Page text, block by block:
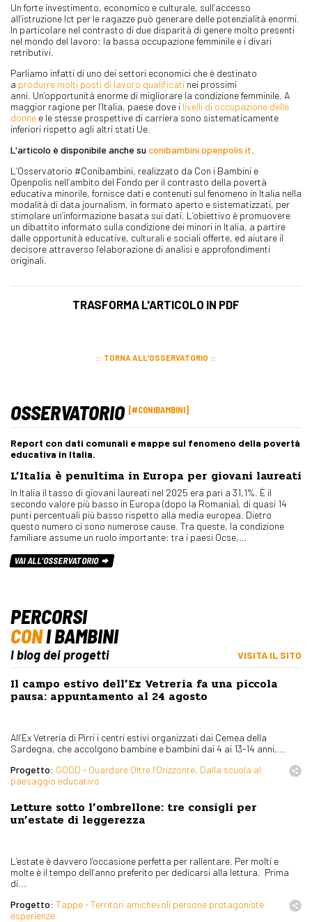
Un forte investimento, economico e culturale, sull’accesso
all’istruzione Ict per le ragazze può generare delle potenzialità enormi.
In particolare nel contrasto di due disparità di genere molto presenti
nel mondo del lavoro: la bassa occupazione femminile e i divari
retributivi.
Parliamo infatti di uno dei settori economici che è destinato
a produrre molti posti di lavoro qualificati nei prossimi
anni. Un’opportunità enorme di migliorare la condizione femminile. A
maggior ragione per l’Italia, paese dove i livelli di occupazione delle
donne e le stesse prospettive di carriera sono sistematicamente
inferiori rispetto agli altri stati Ue.
L'articolo è disponibile anche su conibambini.openpolis.it
L’Osservatorio #Conibambini, realizzato da Con i Bambini e
Openpolis nell’ambito del Fondo per il contrasto della povertà
educativa minorile, fornisce dati e contenuti sul fenomeno in Italia nella
modalità di data journalism, in formato aperto e sistematizzati, per
stimolare un’informazione basata sui dati. L’obiettivo è promuovere
un dibattito informato sulla condizione dei minori in Italia, a partire
dalle opportunità educative, culturali e sociali offerte, ed aiutare il
decisore attraverso l’elaborazione di analisi e approfondimenti
originali.
TRASFORMA L'ARTICOLO IN PDF
TORNA ALL'OSSERVATORIO
OSSERVATORIO #CONIBAMBINI
Report con dati comunali e mappe sul fenomeno della povertà
educativa in Italia.
L’Italia è penultima in Europa per giovani laureati
In Italia il tasso di giovani laureati nel 2025 era pari a 31,1%. È il
secondo valore più basso in Europa (dopo la Romania), di quasi 14
punti percentuali più basso rispetto alla media europea. Dietro
questo numero ci sono numerose cause. Tra queste, la condizione
familiare assume un ruolo importante: tra i paesi Ocse,…
VAI ALL'OSSERVATORIO
PERCORSI
CONI BAMBINI
I blog dei progetti VISITA IL SITO
Il campo estivo dell’Ex Vetreria fa una piccola
pausa: appuntamento al 24 agosto
All’Ex Vetreria di Pirri i centri estivi organizzati dai Cemea della
Sardegna, che accolgono bambine e bambini dai 4 ai 13-14 anni,...
Progetto: GOOD - Guardare Oltre l’Orizzonte, Dalla scuola al
paesaggio educativo
Letture sotto l’ombrellone: tre consigli per
un’estate di leggerezza
L’estate è davvero l’occasione perfetta per rallentare. Per molti e
molte è il tempo dell’anno preferito per dedicarsi alla lettura. Prima
di...
Progetto: Tappe - Territori amichevoli persone protagoniste
esperienze